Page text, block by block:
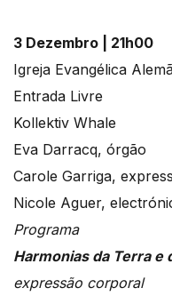
3 Dezembro | 21h00
Igreja Evangélica
Entrada Livre
Kollektiv Whale
Eva Darracq, órgão
Carole Garriga,
Nicole Aguer,
Programa
Harmonias da Terra e
expressão corporal